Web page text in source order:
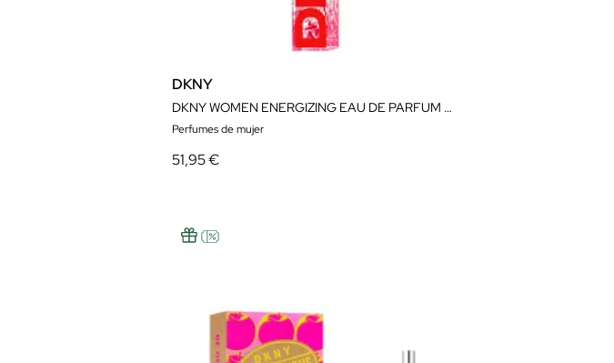
DKNY
DKNY WOMEN ENERGIZING EAU DE PARFUM EDICION LIMITADA
Perfumes de mujer
51,95 €